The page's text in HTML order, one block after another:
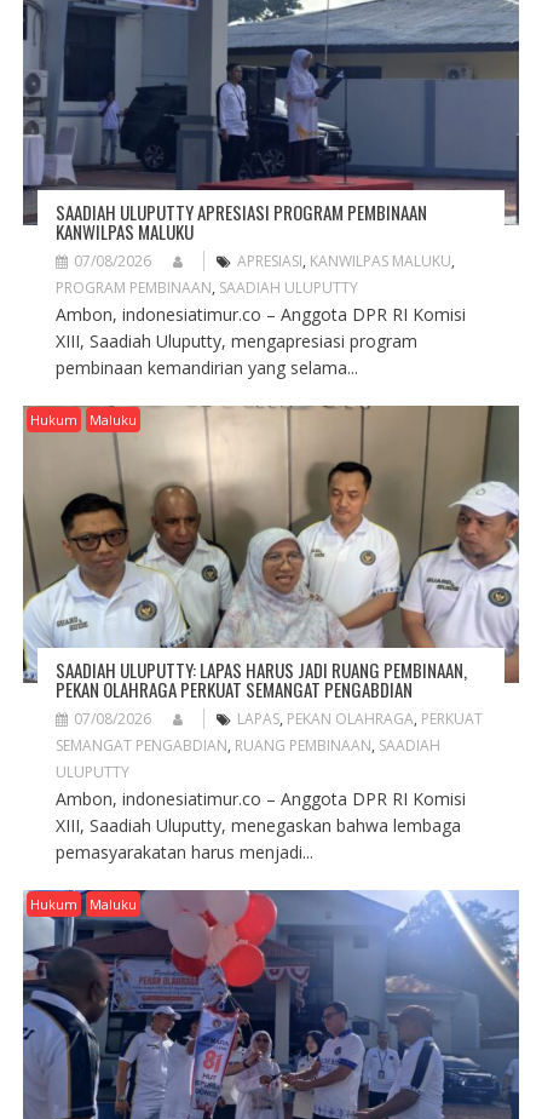
T
O
N
SAADIAH ULUPUTTY APRESIASI PROGRAM PEMBINAAN
KANWILPAS MALUKU
07/08/2026 APRESIASI, KANWILPAS MALUKU,
PROGRAM PEMBINAAN, SAADIAH ULUPUTTY
Ambon, indonesiatimur.co – Anggota DPR RI Komisi
XIII, Saadiah Uluputty, mengapresiasi program
pembinaan kemandirian yang selama...
Hukum Maluku
SAADIAH ULUPUTTY: LAPAS HARUS JADI RUANG PEMBINAAN,
PEKAN OLAHRAGA PERKUAT SEMANGAT PENGABDIAN
07/08/2026 LAPAS, PEKAN OLAHRAGA, PERKUAT
SEMANGAT PENGABDIAN, RUANG PEMBINAAN, SAADIAH
ULUPUTTY
Ambon, indonesiatimur.co – Anggota DPR RI Komisi
XIII, Saadiah Uluputty, menegaskan bahwa lembaga
pemasyarakatan harus menjadi...
Hukum Maluku